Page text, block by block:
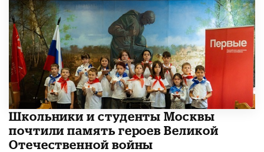
Школьники и студенты Москвы
почтили память героев Великой
Отечественной войны